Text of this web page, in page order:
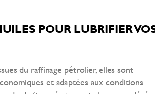
POUR LUBRIFIER
du raffinage pétrolier, elles sont
et adaptées aux conditions